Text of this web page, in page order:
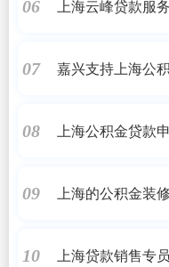
06 上海云峰贷款服
07
嘉兴支持上海公
08
上海公积金贷款
09 上海的公积金装
10 上海贷款销售专